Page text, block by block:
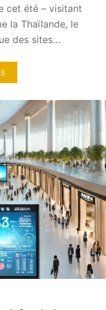
cet été – visitant
la Thaïlande, le
des sites…